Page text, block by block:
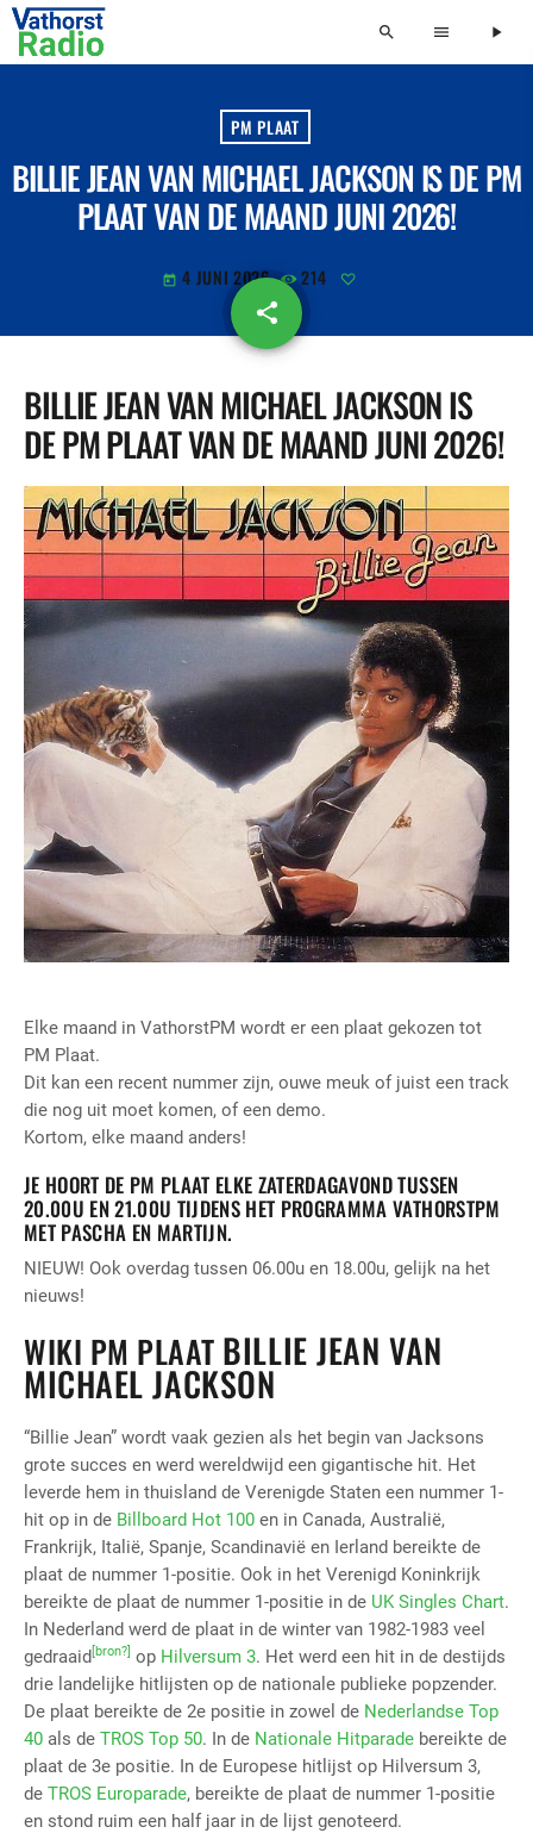
search menu play_arrow
PM PLAAT
BILLIE JEAN VAN MICHAEL JACKSON IS DE PM
PLAAT VAN DE MAAND JUNI 2026!
today 4 JUNI 2026 214
share
email
BILLIE JEAN VAN MICHAEL JACKSON IS
DE PM PLAAT VAN DE MAAND JUNI 2026!
Elke maand in VathorstPM wordt er een plaat gekozen tot
PM Plaat.
Dit kan een recent nummer zijn, ouwe meuk of juist een track
die nog uit moet komen, of een demo.
Kortom, elke maand anders!
JE HOORT DE PM PLAAT ELKE ZATERDAGAVOND TUSSEN
20.00U EN 21.00U TIJDENS HET PROGRAMMA VATHORSTPM
MET PASCHA EN MARTIJN.
NIEUW! Ook overdag tussen 06.00u en 18.00u, gelijk na het
nieuws!
WIKI PM PLAAT BILLIE JEAN VAN
MICHAEL JACKSON
“Billie Jean” wordt vaak gezien als het begin van Jacksons
grote succes en werd wereldwijd een gigantische hit. Het
leverde hem in thuisland de Verenigde Staten een nummer 1-
hit op in de Billboard Hot 100 en in Canada, Australië,
Frankrijk, Italië, Spanje, Scandinavië en Ierland bereikte de
plaat de nummer 1-positie. Ook in het Verenigd Koninkrijk
bereikte de plaat de nummer 1-positie in de UK Singles Chart.
In Nederland werd de plaat in de winter van 1982-1983 veel
gedraaid [bron?] op Hilversum 3. Het werd een hit in de destijds
drie landelijke hitlijsten op de nationale publieke popzender.
De plaat bereikte de 2e positie in zowel de Nederlandse Top
40 als de TROS Top 50. In de Nationale Hitparade bereikte de
plaat de 3e positie. In de Europese hitlijst op Hilversum 3,
de TROS Europarade, bereikte de plaat de nummer 1-positie
en stond ruim een half jaar in de lijst genoteerd.